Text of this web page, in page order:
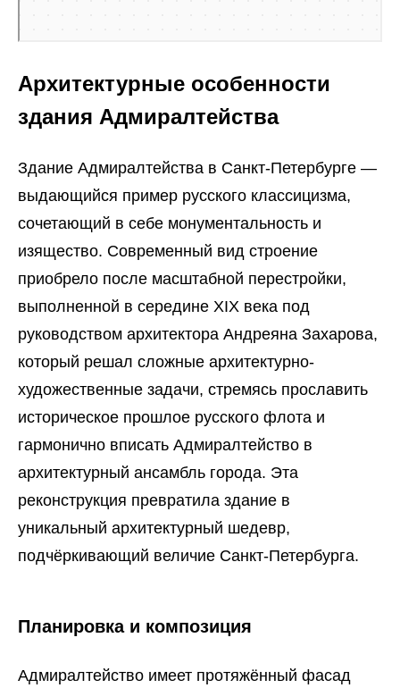
Архитектурные особенности
здания Адмиралтейства
Здание Адмиралтейства в Санкт-Петербурге —
выдающийся пример русского классицизма,
сочетающий в себе монументальность и
изящество. Современный вид строение
приобрело после масштабной перестройки,
выполненной в середине XIX века под
руководством архитектора Андреяна Захарова,
который решал сложные архитектурно-
художественные задачи, стремясь прославить
историческое прошлое русского флота и
гармонично вписать Адмиралтейство в
архитектурный ансамбль города. Эта
реконструкция превратила здание в
уникальный архитектурный шедевр,
подчёркивающий величие Санкт-Петербурга.
Планировка и композиция
Адмиралтейство имеет протяжённый фасад